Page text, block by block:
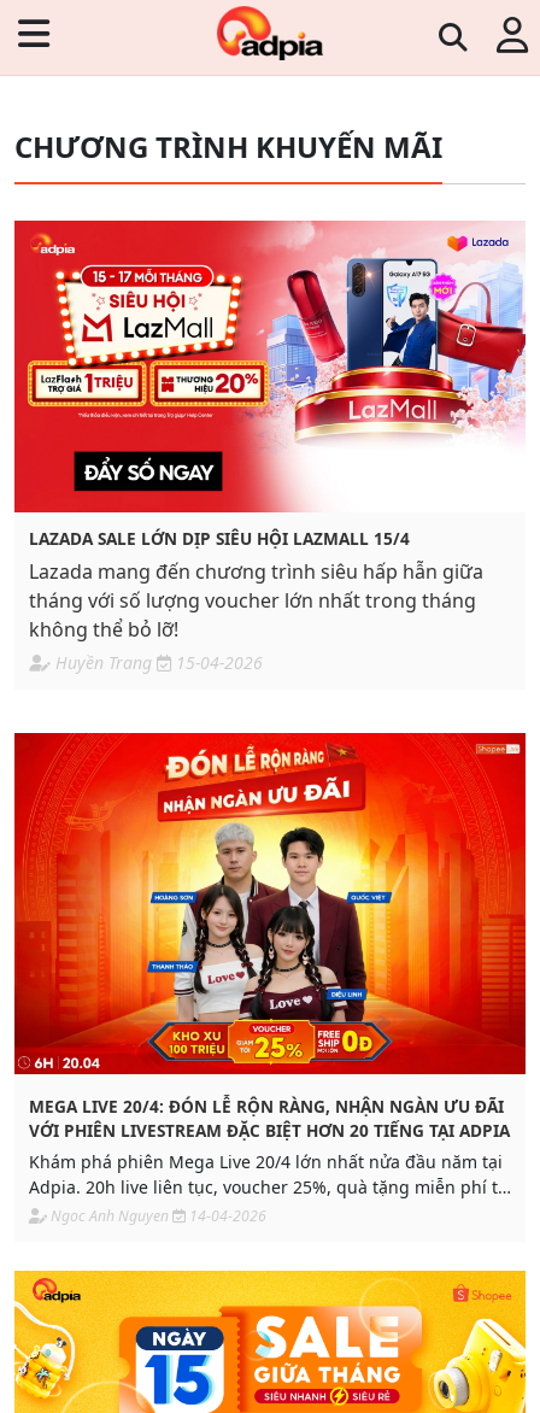
CHƯƠNG TRÌNH KHUYẾN MÃI
LAZADA SALE LỚN DỊP SIÊU HỘI LAZMALL 15/4
Lazada mang đến chương trình siêu hấp hẫn giữa
tháng với số lượng voucher lớn nhất trong tháng
không thể bỏ lỡ!
Huyền Trang 15-04-2026
MEGA LIVE 20/4: ĐÓN LỄ RỘN RÀNG, NHẬN NGÀN ƯU ĐÃI
VỚI PHIÊN LIVESTREAM ĐẶC BIỆT HƠN 20 TIẾNG TẠI ADPIA
Khám phá phiên Mega Live 20/4 lớn nhất nửa đầu năm tại
Adpia. 20h live liên tục, voucher 25%, quà tặng miễn phí từ
20+ Brand. Cơ hội bứt phá doanh số quý 2 cho nhãn hàng
Ngoc Anh Nguyen 14-04-2026